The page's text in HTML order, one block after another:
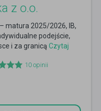
z o.o.
matura 2025/2026, IB,
podejście,
i za granicą Czytaj
10 opinii